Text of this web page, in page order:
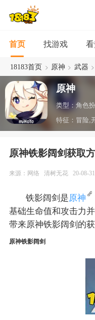
首页 找游戏
18183首页 > 原神 > 武器 >
原神
类型：角色
原神铁影阔剑获取
来源：网络 清树无花 20-08-
铁影阔剑是原神
基础生命值和攻击力
带来原神铁影阔剑的
原神铁影阔剑